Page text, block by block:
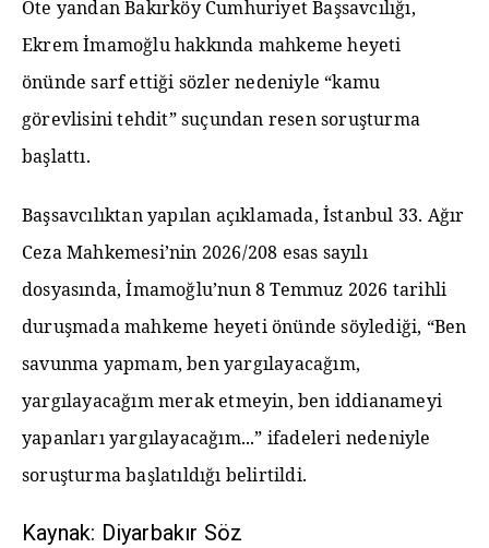
Öte yandan Bakırköy Cumhuriyet Başsavcılığı,
Ekrem İmamoğlu hakkında mahkeme heyeti
önünde sarf ettiği sözler nedeniyle “kamu
görevlisini tehdit” suçundan resen soruşturma
başlattı.
Başsavcılıktan yapılan açıklamada, İstanbul 33. Ağır
Ceza Mahkemesi’nin 2026/208 esas sayılı
dosyasında, İmamoğlu’nun 8 Temmuz 2026 tarihli
duruşmada mahkeme heyeti önünde söylediği, “Ben
savunma yapmam, ben yargılayacağım,
yargılayacağım merak etmeyin, ben iddianameyi
yapanları yargılayacağım...” ifadeleri nedeniyle
soruşturma başlatıldığı belirtildi.
Kaynak: Diyarbakır Söz